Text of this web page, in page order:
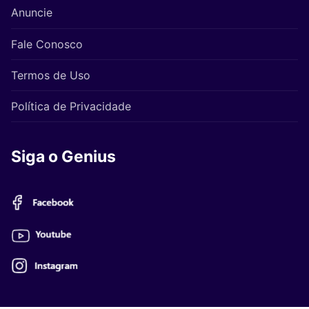
Anuncie
Fale Conosco
Termos de Uso
Política de Privacidade
Siga o Genius